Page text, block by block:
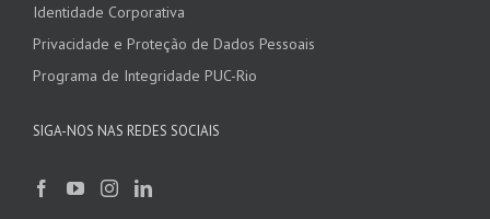
Identidade Corporativa
Privacidade e Proteção de Dados Pessoais
Programa de Integridade PUC-Rio
SIGA-NOS NAS REDES SOCIAIS